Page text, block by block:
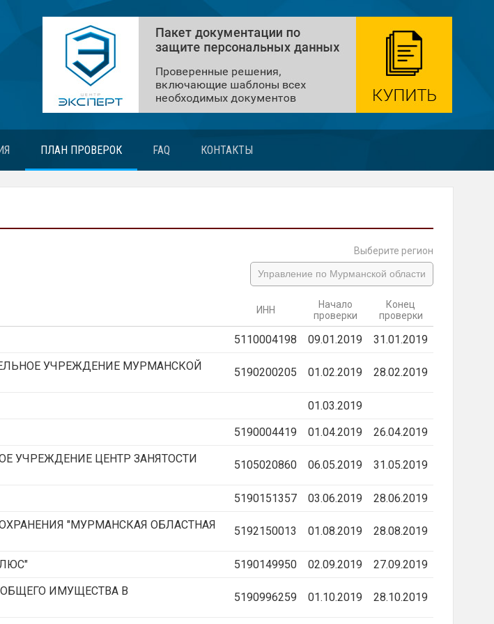
ПЛАН ПРОВЕРОК FAQ КОНТАКТЫ
Выберите регион
Управление по Мурманской области
ИНН
Начало
проверки
Конец
проверки
5110004198 09.01.2019
31.01.2019
УЧРЕЖДЕНИЕ МУРМАНСКОЙ
5190200205 01.02.2019 28.02.2019
01.03.2019
5190004419 01.04.2019
26.04.2019
УЧРЕЖДЕНИЕ ЦЕНТР ЗАНЯТОСТИ
5105020860 06.05.2019 31.05.2019
5190151357 03.06.2019
28.06.2019
"МУРМАНСКАЯ ОБЛАСТНАЯ
5192150013 01.08.2019 28.08.2019
5190149950 02.09.2019
27.09.2019
ИМУЩЕСТВА В
5190996259 01.10.2019 28.10.2019